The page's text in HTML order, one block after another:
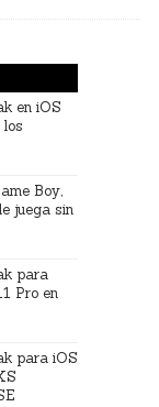
en iOS
Boy,
juega sin
para
Pro en
para iOS